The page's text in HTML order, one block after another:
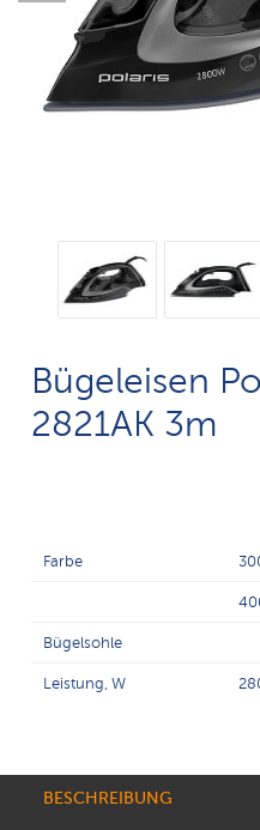
Bügeleisen
2821AK 3m
Farbe
Bügelsohle
Leistung, W
BESCHREIBUNG